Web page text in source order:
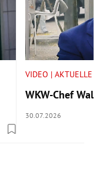
VIDEO | AKTUELLE
WKW-Chef
30.07.2026